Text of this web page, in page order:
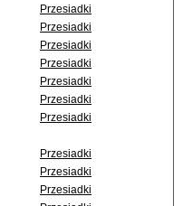
Przesiadki
Przesiadki
Przesiadki
Przesiadki
Przesiadki
Przesiadki
Przesiadki
Przesiadki
Przesiadki
Przesiadki